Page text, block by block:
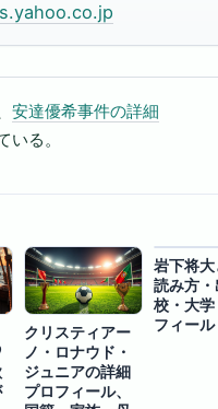
安達優希事件の詳細
る。
クリスティアー
ノ・ロナウド・
ジュニアの詳細
プロフィール、
岩下将大
読み方・
校・大学
フィール